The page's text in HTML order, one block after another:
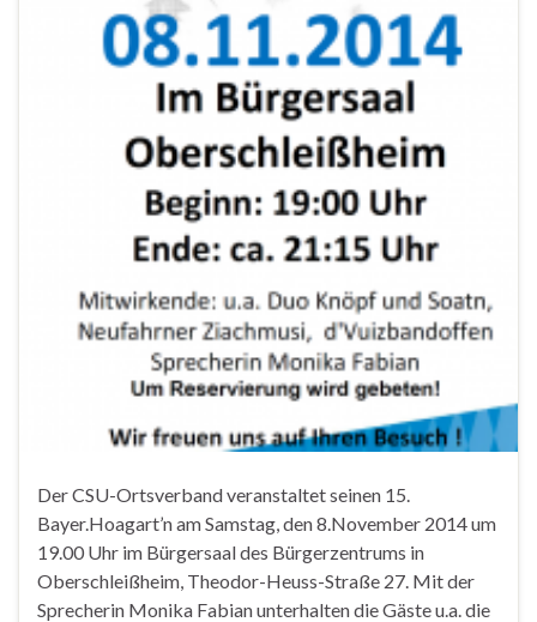
Der CSU-Ortsverband veranstaltet seinen 15.
Bayer.Hoagart’n am Samstag, den 8.November 2014 um
19.00 Uhr im Bürgersaal des Bürgerzentrums in
Oberschleißheim, Theodor-Heuss-Straße 27. Mit der
Sprecherin Monika Fabian unterhalten die Gäste u.a. die